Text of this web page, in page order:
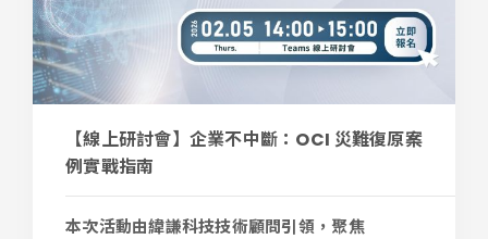
【線上研討會】企業不中斷：OCI 災難復原案
例實戰指南
本次活動由緯謙科技技術顧問引領，聚焦